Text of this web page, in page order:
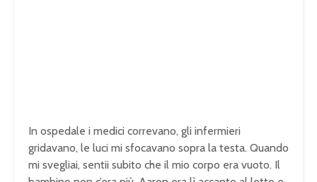
In ospedale i medici correvano, gli infermieri
gridavano, le luci mi sfocavano sopra la testa. Quando
mi svegliai, sentii subito che il mio corpo era vuoto. Il